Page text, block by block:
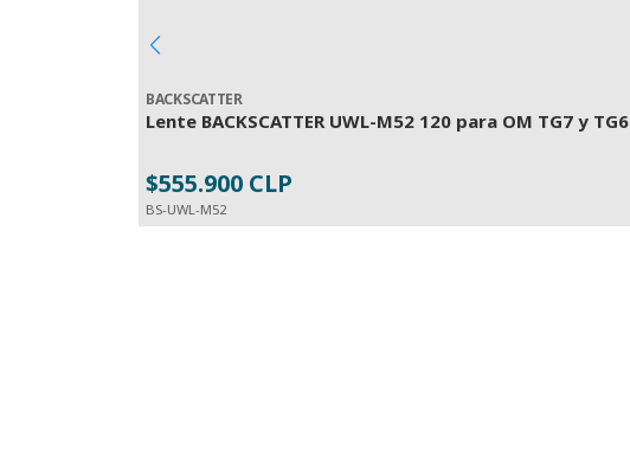
BACKSCATTER
Lente BACKSCATTER UWL-M52 120 para OM TG7 y TG6
$555.900 CLP
BS-UWL-M52